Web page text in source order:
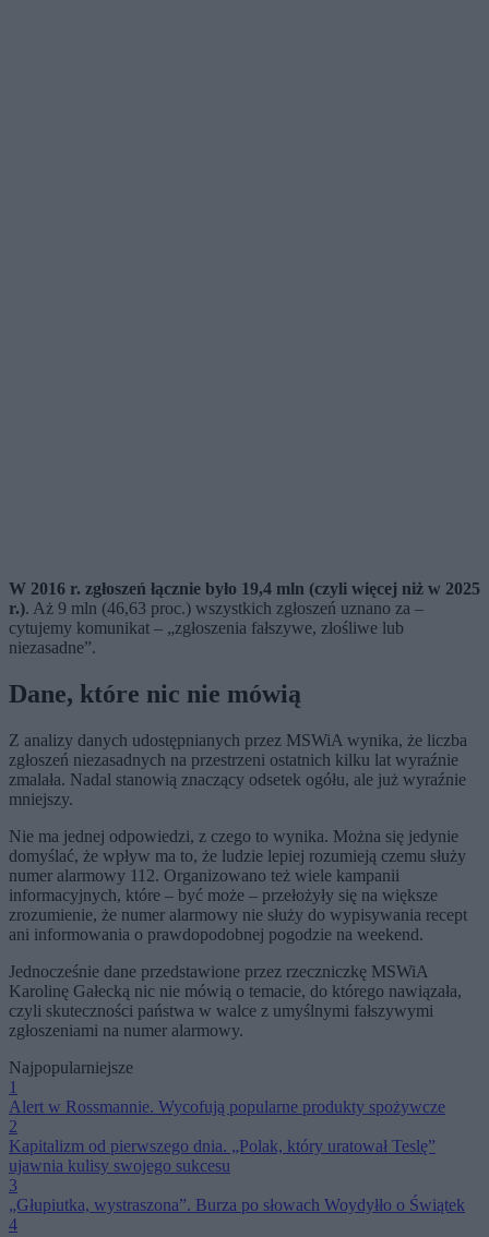
W 2016 r. zgłoszeń łącznie było 19,4 mln (czyli więcej niż w 2025
r.). Aż 9 mln (46,63 proc.) wszystkich zgłoszeń uznano za –
cytujemy komunikat – „zgłoszenia fałszywe, złośliwe lub
niezasadne”.
Dane, które nic nie mówią
Z analizy danych udostępnianych przez MSWiA wynika, że liczba
zgłoszeń niezasadnych na przestrzeni ostatnich kilku lat wyraźnie
zmalała. Nadal stanowią znaczący odsetek ogółu, ale już wyraźnie
mniejszy.
Nie ma jednej odpowiedzi, z czego to wynika. Można się jedynie
domyślać, że wpływ ma to, że ludzie lepiej rozumieją czemu służy
numer alarmowy 112. Organizowano też wiele kampanii
informacyjnych, które – być może – przełożyły się na większe
zrozumienie, że numer alarmowy nie służy do wypisywania recept
ani informowania o prawdopodobnej pogodzie na weekend.
Jednocześnie dane przedstawione przez rzeczniczkę MSWiA
Karolinę Gałecką nic nie mówią o temacie, do którego nawiązała,
czyli skuteczności państwa w walce z umyślnymi fałszywymi
zgłoszeniami na numer alarmowy.
Najpopularniejsze
1
Alert w Rossmannie. Wycofują popularne produkty spożywcze
2
Kapitalizm od pierwszego dnia. „Polak, który uratował Teslę”
ujawnia kulisy swojego sukcesu
3
„Głupiutka, wystraszona”. Burza po słowach Woydyłło o Świątek
4